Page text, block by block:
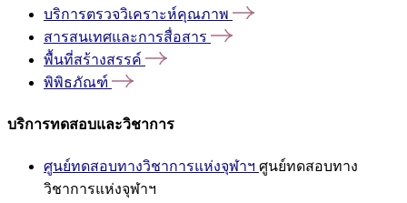
บริการตรวจวิเคราะห์คุณภาพ
สารสนเทศและการสื่อสาร
พื้นที่สร้างสรรค์
พิพิธภัณฑ์
บริการทดสอบและวิชาการ
ศูนย์ทดสอบทางวิชาการแห่งจุฬาฯ ศูนย์ทดสอบทาง
วิชาการแห่งจุฬาฯ